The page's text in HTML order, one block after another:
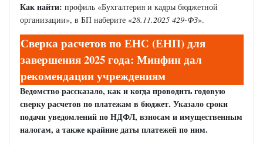
Как найти: профиль «Бухгалтерия и кадры бюджетной
организации», в БП наберите «28.11.2025 429-ФЗ».
Сверка расчетов по ЕНС (ЕНП) для
завершения 2025 года: Минфин дал
рекомендации учреждениям
Ведомство рассказало, как и когда проводить годовую
сверку расчетов по платежам в бюджет. Указало сроки
подачи уведомлений по НДФЛ, взносам и имущественным
налогам, а также крайние даты платежей по ним.